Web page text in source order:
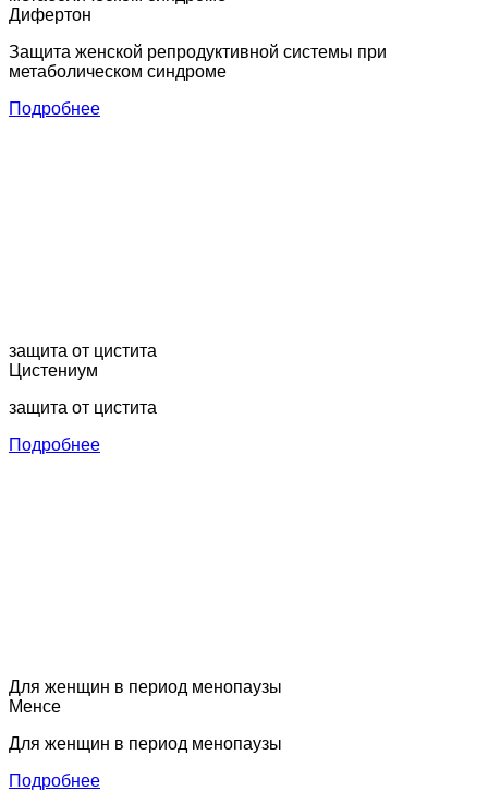
Дифертон
Защита женской репродуктивной системы при
метаболическом синдроме
Подробнее
защита от цистита
Цистениум
защита от цистита
Подробнее
Для женщин в период менопаузы
Менсе
Для женщин в период менопаузы
Подробнее